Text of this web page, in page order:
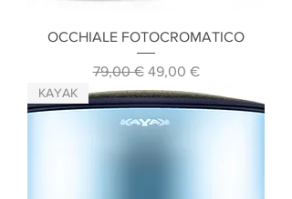
OCCHIALE FOTOCROMATICO
Prezzo regolare
79,00 € Prezzo scontato
49,00 €
KAYAK